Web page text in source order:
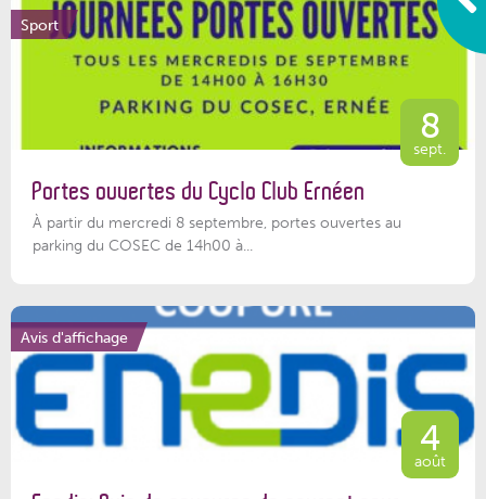
Sport
8
sept.
Portes ouvertes du Cyclo Club Ernéen
À partir du mercredi 8 septembre, portes ouvertes au
parking du COSEC de 14h00 à...
Avis d'affichage
4
août